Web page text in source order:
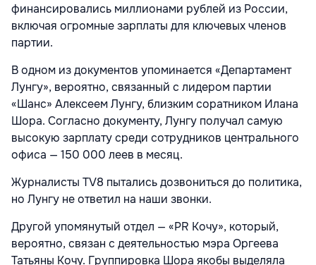
финансировались миллионами рублей из России,
включая огромные зарплаты для ключевых членов
партии.
В одном из документов упоминается «Департамент
Лунгу», вероятно, связанный с лидером партии
«Шанс» Алексеем Лунгу, близким соратником Илана
Шора. Согласно документу, Лунгу получал самую
высокую зарплату среди сотрудников центрального
офиса — 150 000 леев в месяц.
Журналисты TV8 пытались дозвониться до политика,
но Лунгу не ответил на наши звонки.
Другой упомянутый отдел — «PR Кочу», который,
вероятно, связан с деятельностью мэра Оргеева
Татьяны Кочу. Группировка Шора якобы выделяла